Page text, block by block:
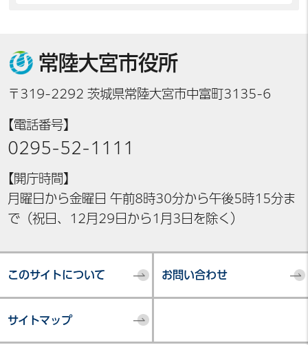
常陸大宮市役所
〒319-2292 茨城県常陸大宮市中富町3135-6
【電話番号】
0295-52-1111
【開庁時間】
月曜日から金曜日 午前8時30分から午後5時15分ま
で（祝日、12月29日から1月3日を除く）
このサイトについて お問い合わせ
サイトマップ